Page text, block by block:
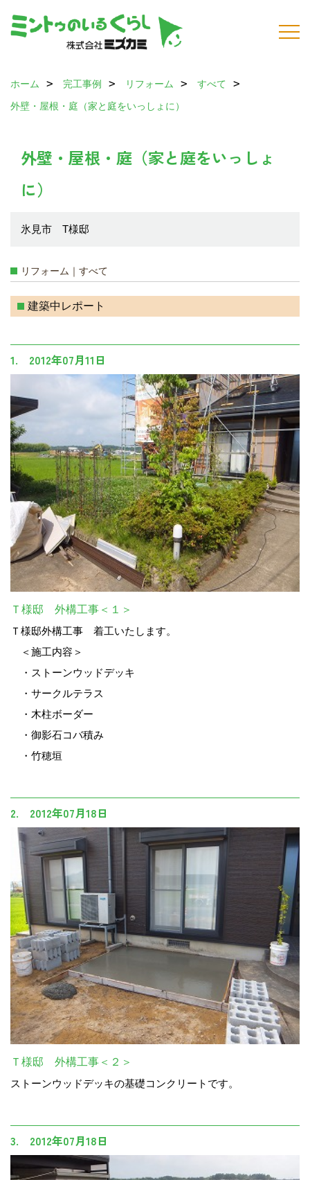
ホーム 完工事例 リフォーム
すべて
外壁・屋根・庭（家と庭をいっしょに）
外壁・屋根・庭（家と庭をいっしょ
に）
氷見市 T様邸
リフォーム｜すべて
建築中レポート
1. 2012年07月11日
Ｔ様邸 外構工事＜１＞
Ｔ様邸外構工事 着工いたします。
＜施工内容＞
・ストーンウッドデッキ
・サークルテラス
・木柱ボーダー
・御影石コバ積み
・竹穂垣
2. 2012年07月18日
Ｔ様邸 外構工事＜２＞
ストーンウッドデッキの基礎コンクリートです。
3. 2012年07月18日